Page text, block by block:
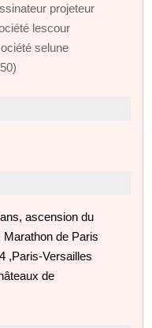
projeteur
lescour
selune
ascension du
Marathon de Paris
,Paris-Versailles
de